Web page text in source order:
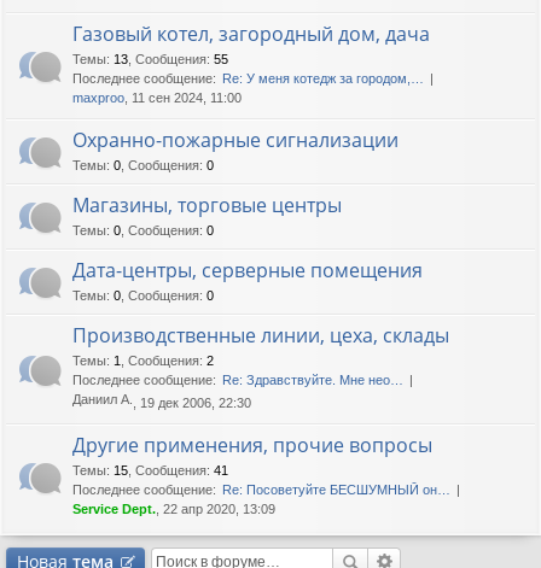
Газовый котел, загородный дом, дача
Темы: 13 Сообщения: 55
Последнее сообщение: Re: У меня котедж за городом,…
maxproo , 11 сен 2024, 11:00
Охранно-пожарные сигнализации
Темы: 0 Сообщения: 0
Магазины, торговые центры
Темы: 0 Сообщения: 0
Дата-центры, серверные помещения
Темы: 0 Сообщения: 0
Производственные линии, цеха, склады
Темы: 1 Сообщения: 2
Последнее сообщение: Re: Здравствуйте. Мне нео…
Даниил А.
, 19 дек 2006, 22:30
Другие применения, прочие вопросы
Темы: 15 Сообщения: 41
Последнее сообщение: Re: Посоветуйте БЕСШУМНЫЙ он…
Service Dept. , 22 апр 2020, 13:09
Новая тема